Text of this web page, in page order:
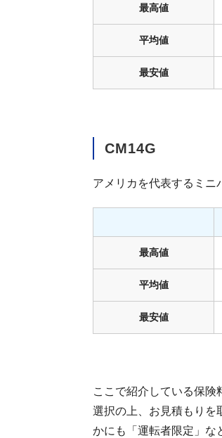
最高値
平均値
最安値
CM14G
アメリカを代表するミニ
最高値
平均値
最安値
ここで紹介している保険
選択の上、お見積もりを
かにも「運転者限定」な